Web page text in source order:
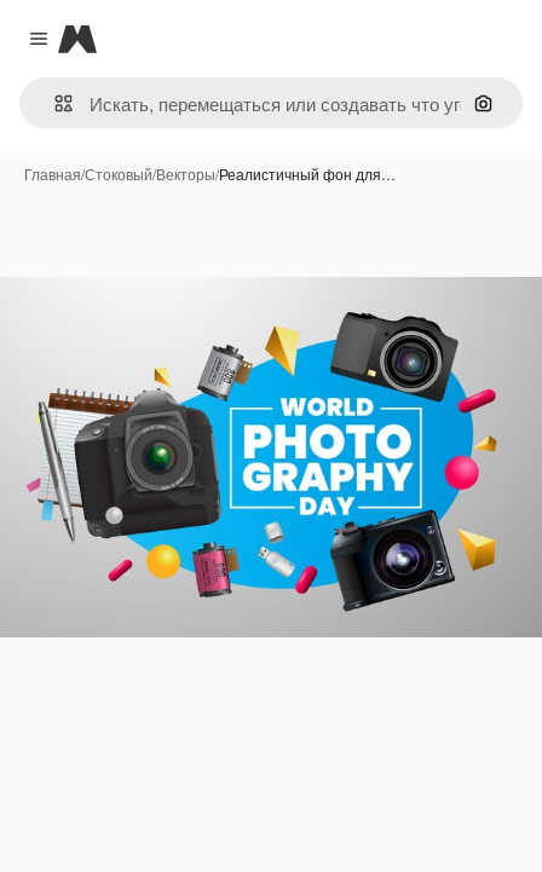
Close menu
Magnific
Поиск
Главная/Стоковый/Векторы/Реалистичный фон для…